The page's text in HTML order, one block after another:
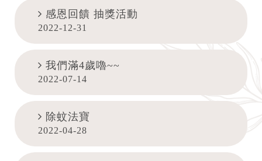
感恩回饋 抽獎活動
2022-12-31
我們滿4歲嚕~~
2022-07-14
除蚊法寶
2022-04-28